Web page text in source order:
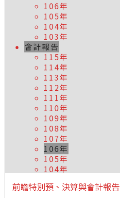
106年
105年
104年
103年
會計報告
115年
114年
113年
112年
111年
110年
109年
108年
107年
106年
105年
104年
前瞻特別預、決算與會計報告